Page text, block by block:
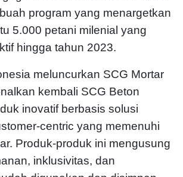
program yang menargetkan
5.000 petani milenial yang
hingga tahun 2023.
meluncurkan SCG Mortar
kembali SCG Beton
inovatif berbasis solusi
centric yang memenuhi
Produk-produk ini mengusung
inklusivitas, dan